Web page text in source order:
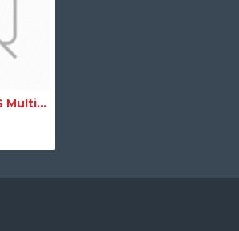
Multitek MB-SES Multibus Sesli Daire Diafon